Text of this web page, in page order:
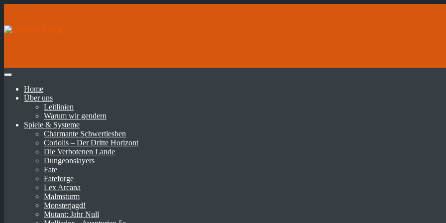
Home
Über uns
Leitlinien
Warum wir gendern
Spiele & Systeme
Charmante Schwertlesben
Coriolis – Der Dritte Horizont
Die Verbotenen Lande
Dungeonslayers
Fate
Fateforge
Lex Arcana
Malmsturm
Monsterjagd!
Mutant: Jahr Null